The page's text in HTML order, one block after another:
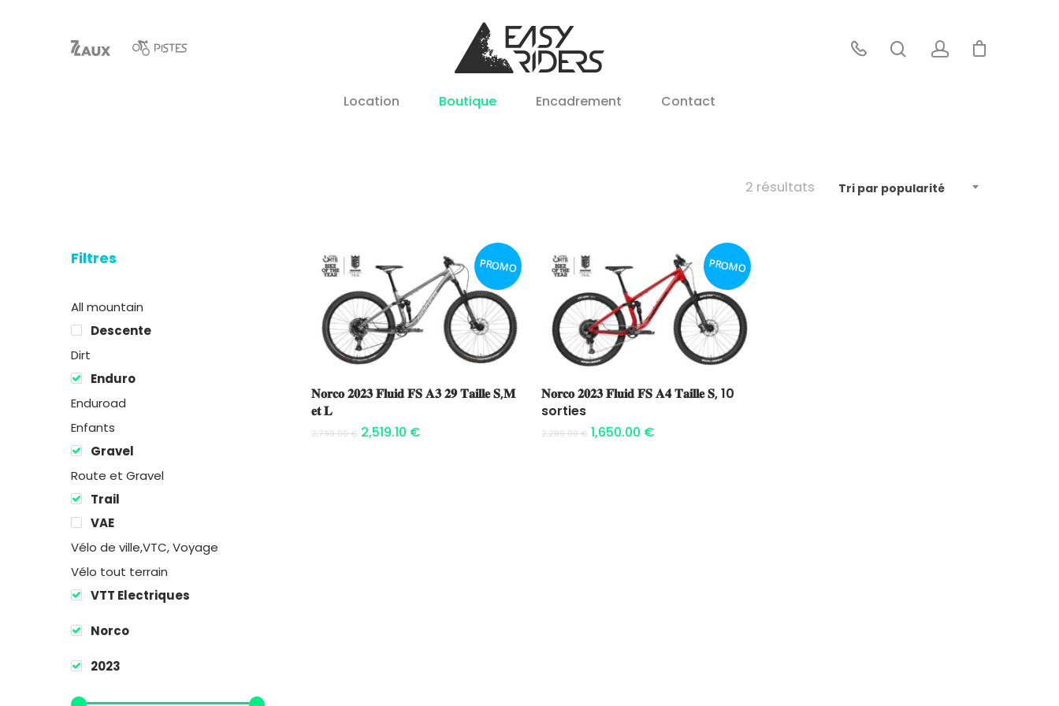
Hit enter to search or ESC to close
Location Boutique Encadrement Contact
Tri par popularité
2 résultats
Filtres
All mountain
Descente
Dirt
Enduro
Enduroad
Enfants
Gravel
Route et Gravel
Trail
VAE
Vélo de ville,VTC, Voyage
Vélo tout terrain
VTT Electriques
Norco
2023
PROMO
Ajouter au panier
𝐍𝐨𝐫𝐜𝐨 𝟐𝟎𝟐𝟑 𝐅𝐥𝐮𝐢𝐝 𝐅𝐒 𝐀𝟑 𝟐𝟗 𝐓𝐚𝐢𝐥𝐥𝐞 𝐒,𝐌
𝐞𝐭 𝐋
2,799.00€ 2,519.10 €
PROMO
Ajouter au panier
𝐍𝐨𝐫𝐜𝐨 𝟐𝟎𝟐𝟑 𝐅𝐥𝐮𝐢𝐝 𝐅𝐒 𝐀𝟒 𝐓𝐚𝐢𝐥𝐥𝐞 𝐒, 10
sorties
2,299.00€ 1,650.00 €